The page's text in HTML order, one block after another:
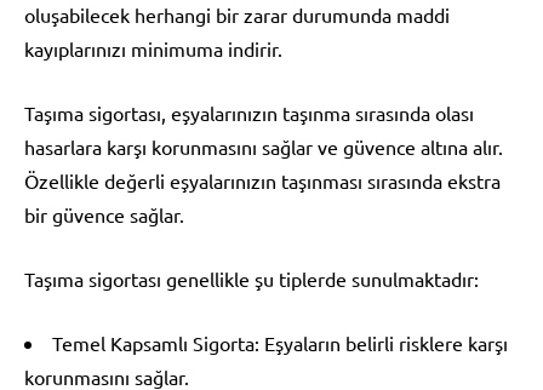
oluşabilecek herhangi bir zarar durumunda maddi
kayıplarınızı minimuma indirir.
Taşıma sigortası, eşyalarınızın taşınma sırasında olası
hasarlara karşı korunmasını sağlar ve güvence altına alır.
Özellikle değerli eşyalarınızın taşınması sırasında ekstra
bir güvence sağlar.
Taşıma sigortası genellikle şu tiplerde sunulmaktadır:
Temel Kapsamlı Sigorta: Eşyaların belirli risklere karşı
korunmasını sağlar.